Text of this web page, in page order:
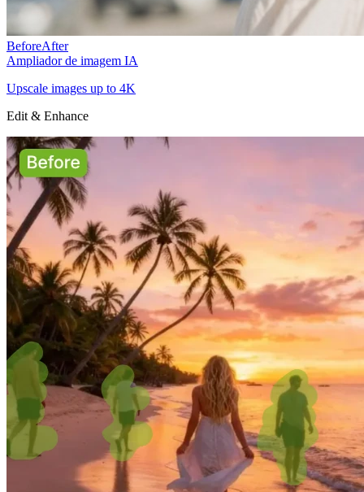
BeforeAfter
Ampliador de imagem IA
Upscale images up to 4K
Edit & Enhance